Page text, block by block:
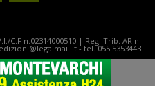
n.02314000510 | Reg. Trib. AR n.
- tel. 055.5353443